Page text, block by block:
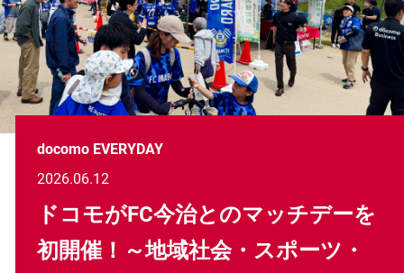
docomo EVERYDAY
2026.06.12
ドコモがFC今治とのマッチデーを
初開催！～地域社会・スポーツ・